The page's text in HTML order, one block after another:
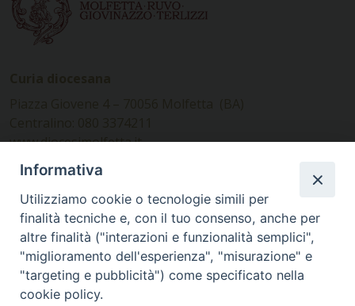
www.diocesimolfetta.it –
diocesimolfetta@pec.chiesacattolica.it
Ufficio Comunicazioni sociali
Piazza Giovene 4 – 70056 Molfetta (BA)
comunicazionisociali@diocesimolfetta.it
Informativa
Utilizziamo cookie o tecnologie simili per
finalità tecniche e, con il tuo consenso, anche per
altre finalità ("interazioni e funzionalità semplici",
"miglioramento dell'esperienza", "misurazione" e
"targeting e pubblicità") come specificato nella
cookie policy.